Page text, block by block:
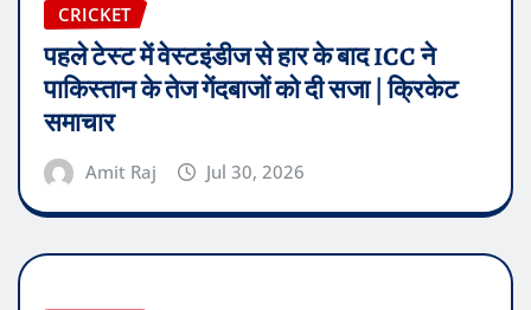
CRICKET
पहले टेस्ट में वेस्टइंडीज से हार के बाद ICC ने
पाकिस्तान के तेज गेंदबाजों को दी सजा | क्रिकेट
समाचार
Amit Raj Jul 30, 2026